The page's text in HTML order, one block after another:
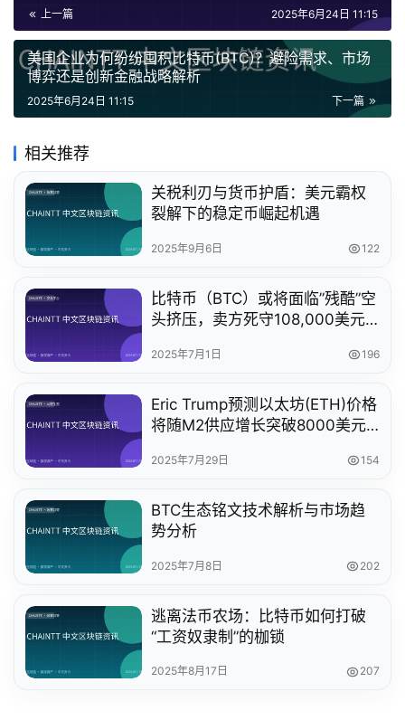
上一篇 2025年6月24日 11:15
美国企业为何纷纷囤积比特币(BTC)？避险需求、市场
博弈还是创新金融战略解析
下一篇
2025年6月24日 11:15
相关推荐
关税利刃与货币护盾：美元霸权
裂解下的稳定币崛起机遇
2025年9月6日 122
比特币（BTC）或将面临”残酷”空
头挤压，卖方死守108,000美元
2025年7月1日 196
Eric Trump预测以太坊(ETH)价格
将随M2供应增长突破8000美元 –
2025年7月29日 154
BTC生态铭文技术解析与市场趋
势分析
2025年7月8日 202
逃离法币农场：比特币如何打破
“工资奴隶制”的枷锁
2025年8月17日 207